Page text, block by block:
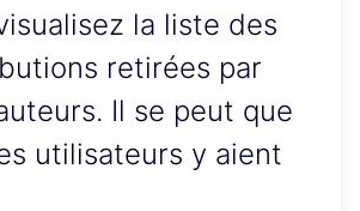
la liste des
retirées par
Il se peut que
utilisateurs y aient